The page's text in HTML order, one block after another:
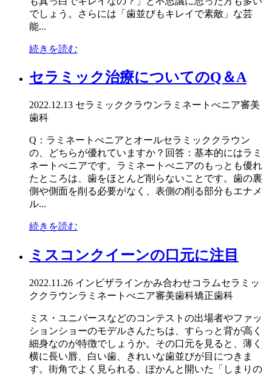
でしょう。さらには「歯並びもキレイで素敵」な芸
能...
続きを読む
セラミック治療についてのQ＆A
2022.12.13 セラミッククラウンラミネートべニア審美
歯科
Q：ラミネートべニアとオールセラミッククラウン
の、どちらが優れていますか？回答：基本的にはラミ
ネートべニアです。ラミネートべニアのもっとも優れ
たところは、歯をほとんど削らないことです。歯の裏
側や側面を削る必要がなく、表側の削る部分もエナメ
ル...
続きを読む
ミスコンクイーンの口元に注目
2022.11.26 インビザラインかみ合わせコラムセラミッ
ククラウンラミネートべニア審美歯科矯正歯科
ミス・ユニバースなどのコンテストの出場者やファッ
ションショーのモデルさんたちは、すらっと背が高く
細身なのが特徴でしょうか。その口元を見ると、薄く
横に長い唇、白い歯、きれいな歯並びが目につきま
す。街角でよく見られる、ぽかんと開いた「しまりの